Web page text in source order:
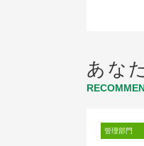
あな
管理部門